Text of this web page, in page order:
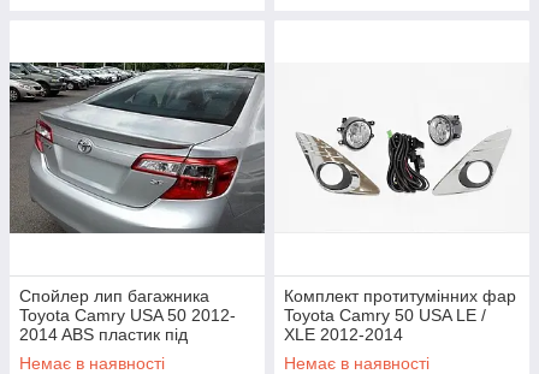
Спойлер лип багажника
Toyota Camry USA 50 2012-
2014 ABS пластик під
фарбування
Немає в наявності
Комплект протитумінних фар
Toyota Camry 50 USA LE /
XLE 2012-2014
Немає в наявності